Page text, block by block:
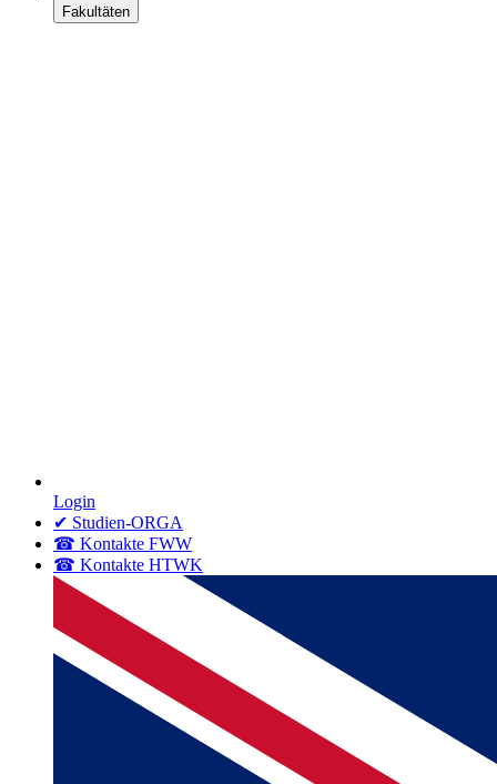
Fakultäten
Login
✔ Studien-ORGA
☎ Kontakte FWW
☎ Kontakte HTWK